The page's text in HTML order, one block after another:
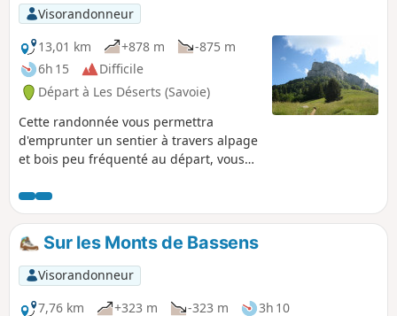
Visorandonneur
13,01 km
+878 m
-875 m
6h 15
Difficile
Départ à Les Déserts (Savoie)
Cette randonnée vous permettra
d'emprunter un sentier à travers alpage
et bois peu fréquenté au départ, vous
vallées et les massifs environnants.
Vous pourrez visiter grotte et cascades
avant d'arriver au sommet du Nivolet et
de sa croix. En faisant attention aux
végétaux sur votre chemin, vous
pourrez peut-être admirer le rare et
protégé Lis Martagon.
Sur les Monts de Bassens
Visorandonneur
7,76 km
+323 m -323 m
3h 10